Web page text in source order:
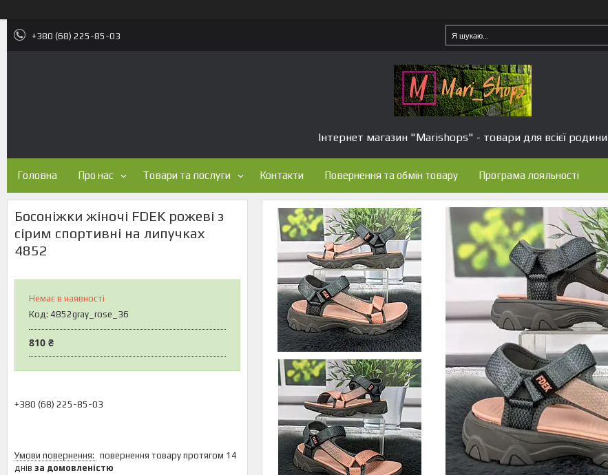
+380 (68) 225-85-03
Інтернет магазин "Marishops" - товари для всієї родини
Головна Про нас Товари та послуги Контакти Повернення та обмін товару Програма лояльності
Босоніжки жіночі FDEK рожеві з
сірим спортивні на липучках
4852
Немає в наявності
Код: 4852gray_rose_36
810 ₴
+380 (68) 225-85-03
повернення товару протягом 14
днів за домовленістю